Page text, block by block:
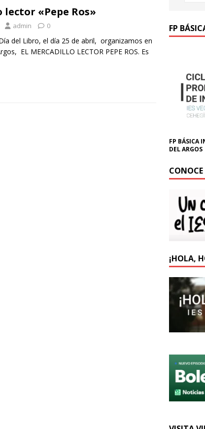
«Pepe Ros»
admin 0
del Libro, el día 25 de abril, organizamos en
EL MERCADILLO LECTOR PEPE ROS. Es
FP
FP BÁSICA
DEL ARGOS
¡HOLA,